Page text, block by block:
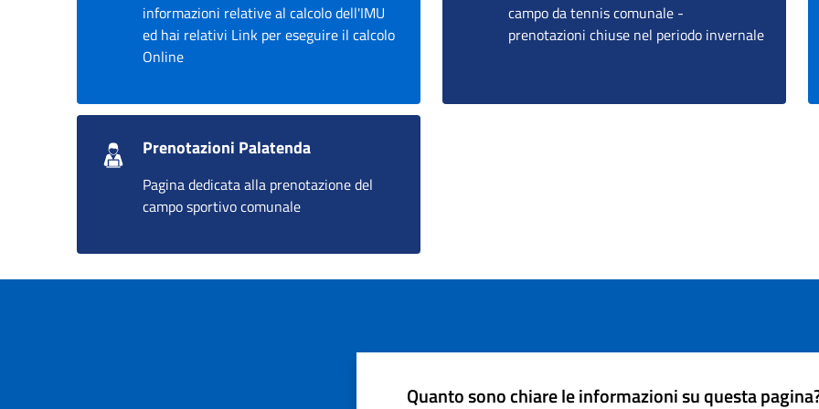
informazioni relative al calcolo dell'IMU
ed hai relativi Link per eseguire il calcolo
Online
campo da tennis comunale -
prenotazioni chiuse nel periodo invernale
Prenotazioni Palatenda
Pagina dedicata alla prenotazione del
campo sportivo comunale
Quanto sono chiare le informazioni su questa